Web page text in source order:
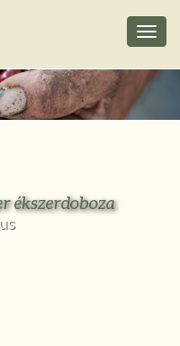
ékszerdoboza